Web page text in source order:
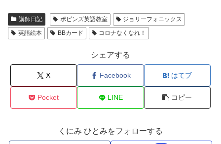
講師日記 ポピンズ英語教室
ジョリーフォニックス
英語絵本
BBカード コロナなくなれ！
シェアする
X Facebook はてブ
Pocket LINE コピー
くにみ ひとみをフォローする